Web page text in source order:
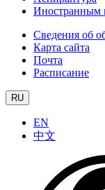
Иностранным
Сведения об
Карта сайта
Почта
Расписание
RU
EN
中文